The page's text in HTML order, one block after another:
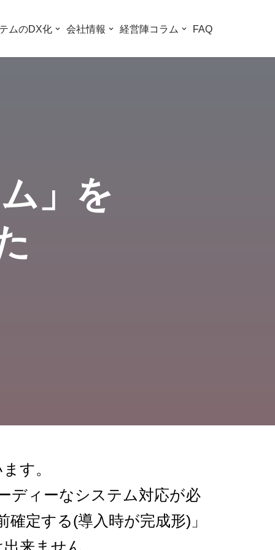
ムのDX化 会社情報 経営陣コラム FAQ
」を
す。
ディーなシステム対応が必
定する(導入時が完成形)」
来ません。